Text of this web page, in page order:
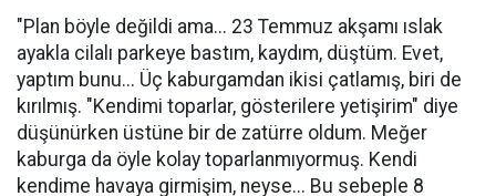
"Plan böyle değildi ama... 23 Temmuz akşamı ıslak
ayakla cilalı parkeye bastım, kaydım, düştüm. Evet,
yaptım bunu... Üç kaburgamdan ikisi çatlamış, biri de
kırılmış. "Kendimi toparlar, gösterilere yetişirim" diye
düşünürken üstüne bir de zatürre oldum. Meğer
kaburga da öyle kolay toparlanmıyormuş. Kendi
kendime havaya girmişim, neyse... Bu sebeple 8